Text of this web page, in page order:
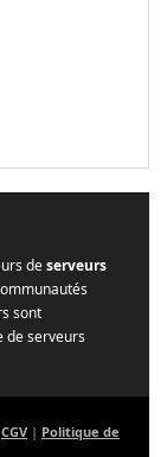
deserveurs
sont
de serveurs
CGV | Politique de